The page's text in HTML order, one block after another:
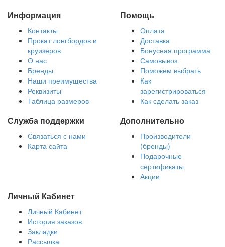
Информация
Контакты
Прокат лонгбордов и
круизеров
О нас
Бренды
Наши преимущества
Реквизиты
Таблица размеров
Помощь
Оплата
Доставка
Бонусная программа
Самовывоз
Поможем выбрать
Как
зарегистрироваться
Как сделать заказ
Служба поддержки
Связаться с нами
Карта сайта
Дополнительно
Производители
(бренды)
Подарочные
сертификаты
Акции
Личный Кабинет
Личный Кабинет
История заказов
Закладки
Рассылка